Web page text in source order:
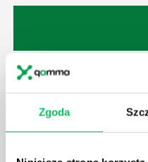
Zgoda
KTO EGZEKWUJE
ustawodawstwie
odpowiemy pokrótce